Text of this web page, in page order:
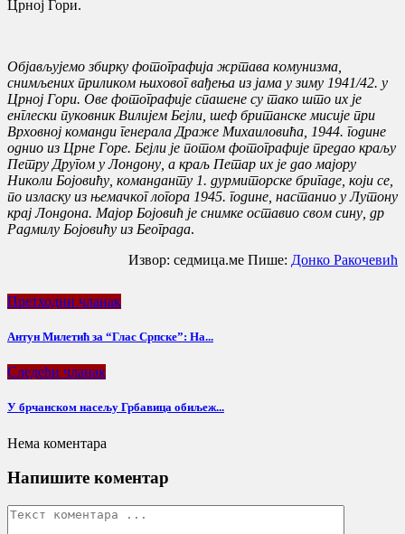
Црној Гори.
Објављујемо збирку фотографија жртава комунизма,
снимљених приликом њиховог вађења из јама у зиму 1941/42. у
Црној Гори. Ове фотографије спашене су тако што их је
енглески пуковник Вилијем Бејли, шеф британске мисије при
Врховној команди генерала Драже Михаиловића, 1944. године
однио из Црне Горе. Бејли је потом фотографије предао краљу
Петру Другом у Лондону, а краљ Петар их је дао мајору
Николи Бојовићу, команданту 1. дурмиторске бригаде, који се,
по изласку из њемачког логора 1945. године, настанио у Лутону
крај Лондона. Мајор Бојовић је снимке оставио свом сину, др
Радмилу Бојовићу из Београда.
Извор: седмица.ме Пише: Донко Ракочевић
Претходни чланак
Антун Милетић за “Глас Српске”: На...
Следећи чланак
У брчанском насељу Грбавица обиљеж...
Нема коментара
Напишите коментар